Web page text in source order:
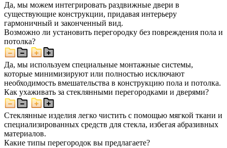
Да, мы можем интегрировать раздвижные двери в
существующие конструкции, придавая интерьеру
гармоничный и законченный вид.
Возможно ли установить перегородку без повреждения пола и
потолка?
Да, мы используем специальные монтажные системы,
которые минимизируют или полностью исключают
необходимость вмешательства в конструкцию пола и потолка.
Как ухаживать за стеклянными перегородками и дверями?
Стеклянные изделия легко чистить с помощью мягкой ткани и
специализированных средств для стекла, избегая абразивных
материалов.
Какие типы перегородок вы предлагаете?